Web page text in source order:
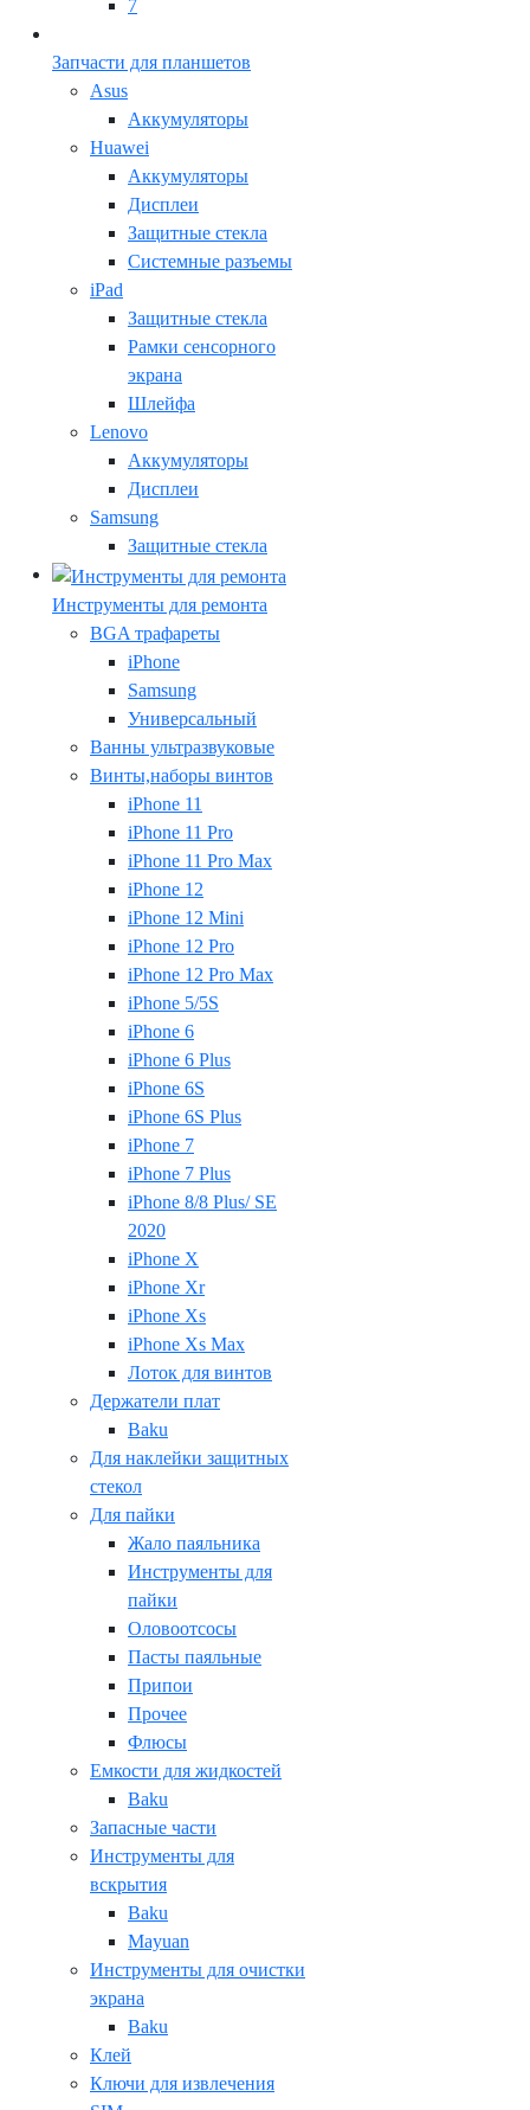
7
Запчасти для планшетов
Asus
Аккумуляторы
Huawei
Аккумуляторы
Дисплеи
Защитные стекла
Системные разъемы
iPad
Защитные стекла
Рамки сенсорного
экрана
Шлейфа
Lenovo
Аккумуляторы
Дисплеи
Samsung
Защитные стекла
Инструменты для ремонта
BGA трафареты
iPhone
Samsung
Универсальный
Ванны ультразвуковые
Винты,наборы винтов
iPhone 11
iPhone 11 Pro
iPhone 11 Pro Max
iPhone 12
iPhone 12 Mini
iPhone 12 Pro
iPhone 12 Pro Max
iPhone 5/5S
iPhone 6
iPhone 6 Plus
iPhone 6S
iPhone 6S Plus
iPhone 7
iPhone 7 Plus
iPhone 8/8 Plus/ SE
2020
iPhone X
iPhone Xr
iPhone Xs
iPhone Xs Max
Лоток для винтов
Держатели плат
Baku
Для наклейки защитных
стекол
Для пайки
Жало паяльника
Инструменты для
пайки
Оловоотсосы
Пасты паяльные
Припои
Прочее
Флюсы
Емкости для жидкостей
Baku
Запасные части
Инструменты для
вскрытия
Baku
Mayuan
Инструменты для очистки
экрана
Baku
Клей
Ключи для извлечения